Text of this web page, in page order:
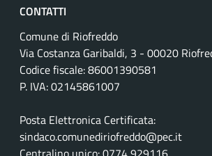
CONTATTI
Comune di Riofreddo
Via Costanza Garibaldi, 3 - 00020
Codice fiscale: 86001390581
P. IVA: 02145861007
Posta Elettronica Certificata:
sindaco.comunediriofreddo@pec.it